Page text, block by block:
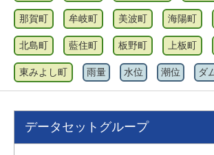
那賀町 牟岐町 美波町 海陽町
北島町 藍住町 板野町 上板町
東みよし町 雨量 水位 潮位 ダ
データセットグループ